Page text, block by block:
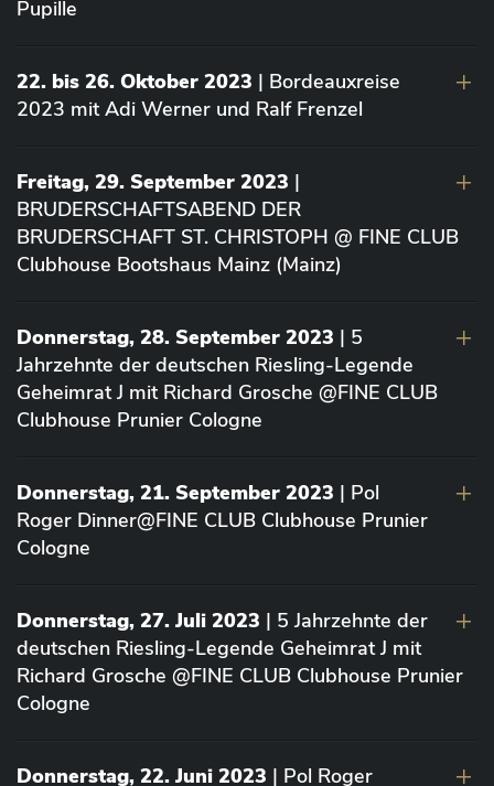
Pupille
22. bis 26. Oktober 2023 | Bordeauxreise
2023 mit Adi Werner und Ralf Frenzel
Freitag, 29. September 2023 |
BRUDERSCHAFTSABEND DER
BRUDERSCHAFT ST. CHRISTOPH @ FINE CLUB
Clubhouse Bootshaus Mainz (Mainz)
Donnerstag, 28. September 2023 | 5
Jahrzehnte der deutschen Riesling-Legende
Geheimrat J mit Richard Grosche @FINE CLUB
Clubhouse Prunier Cologne
Donnerstag, 21. September 2023 | Pol
Roger Dinner@FINE CLUB Clubhouse Prunier
Cologne
Donnerstag, 27. Juli 2023 | 5 Jahrzehnte der
deutschen Riesling-Legende Geheimrat J mit
Richard Grosche @FINE CLUB Clubhouse Prunier
Cologne
Donnerstag, 22. Juni 2023 | Pol Roger